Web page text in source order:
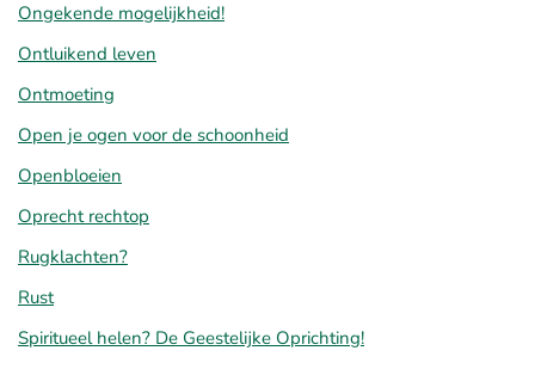
Ongekende mogelijkheid!
Ontluikend leven
Ontmoeting
Open je ogen voor de schoonheid
Openbloeien
Oprecht rechtop
Rugklachten?
Rust
Spiritueel helen? De Geestelijke Oprichting!